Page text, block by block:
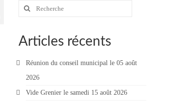
Rechercher
Articles récents
Réunion du conseil municipal le 05 août
2026
Vide Grenier le samedi 15 août 2026